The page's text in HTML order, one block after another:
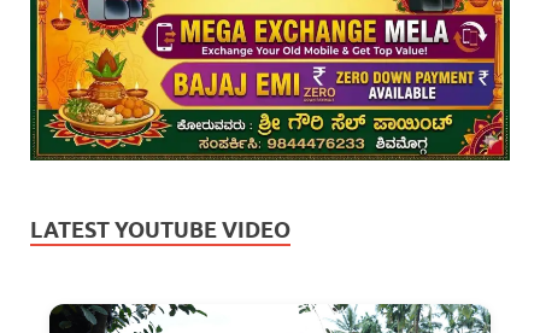
LATEST YOUTUBE VIDEO